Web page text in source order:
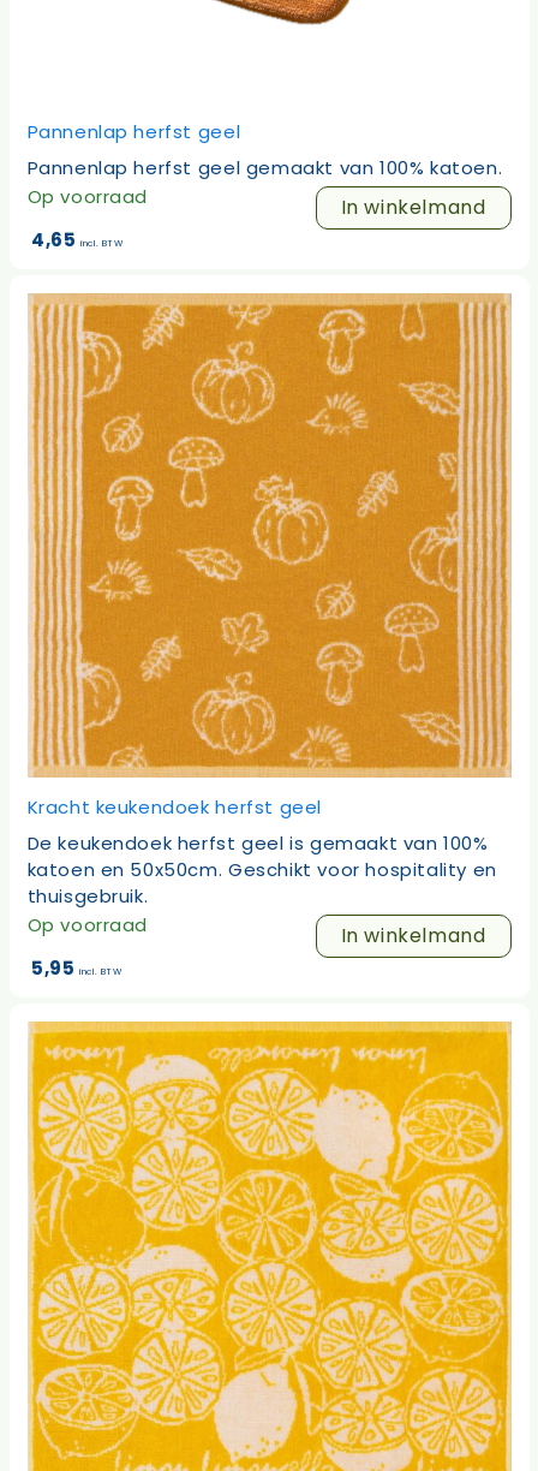
Pannenlap herfst geel
Pannenlap herfst geel gemaakt van 100% katoen.
Op voorraad
In winkelmand
4,65 incl. BTW
Kracht keukendoek herfst geel
De keukendoek herfst geel is gemaakt van 100%
katoen en 50x50cm. Geschikt voor hospitality en
thuisgebruik.
Op voorraad
In winkelmand
5,95 incl. BTW